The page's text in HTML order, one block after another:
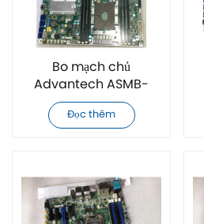
Bo mạch chủ
Advantech ASMB-
925I-00A1 hoàn toàn
mới
Đọc thêm